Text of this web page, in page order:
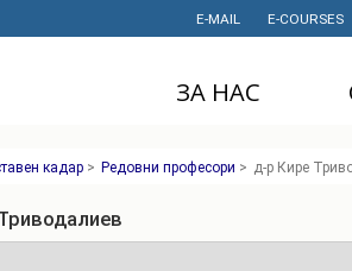
E-MAIL E-COURSES
ЗА НАС
ПРАВНИ АКТИ
кадар > Редовни професори > д-р Кире